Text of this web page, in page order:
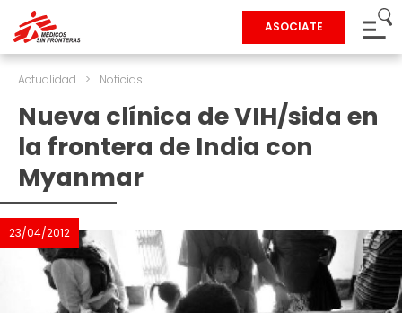
ASOCIATE
Actualidad > Noticias
Nueva clínica de VIH/sida en
la frontera de India con
Myanmar
23/04/2012